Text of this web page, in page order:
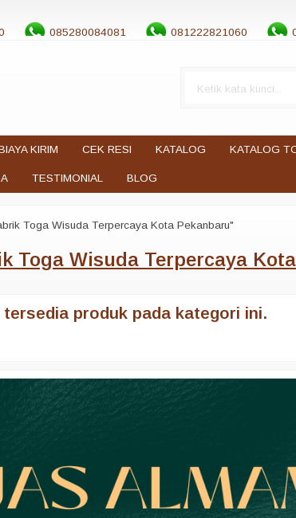
085280084081 081222821060
KIRIM CEK RESI KATALOG KATALOG
TESTIMONIAL BLOG
Toga Wisuda Terpercaya Kota Pekanbaru"
Toga Wisuda Terpercaya
tersedia produk pada kategori ini.